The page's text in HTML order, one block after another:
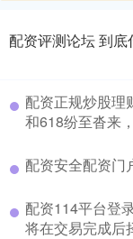
配资评测论坛 到底
配资正规炒股理
和618纷至沓来
配资安全配资门
配资114平台登
将在交易完成后